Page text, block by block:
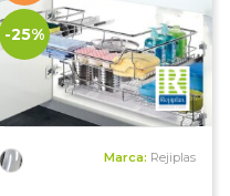
-25%
Marca: Rejiplas